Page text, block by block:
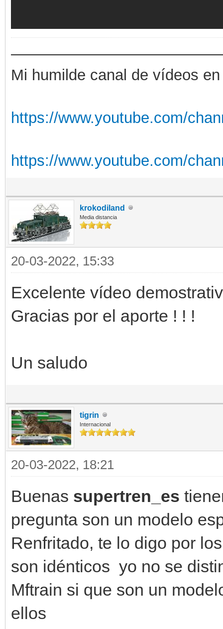
Mi humilde canal de vídeos
https://www.youtube.com/
https://www.youtube.com/
krokodiland
Media distancia
20-03-2022, 15:33
Excelente vídeo
Gracias por el aporte ! ! !
Un saludo
tigrin
Internacional
20-03-2022, 18:21
Buenas supertren_es
pregunta son un modelo
Renfritado, te lo digo por
son idénticos yo no se
Mftrain si que son un
ellos